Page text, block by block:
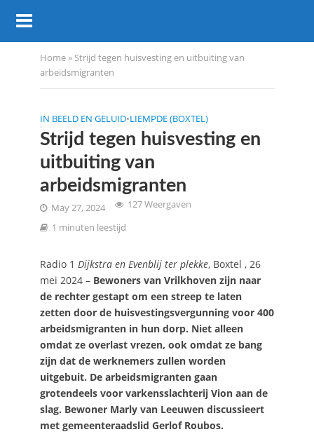
Home» Strijd tegen huisvesting en uitbuiting van
arbeidsmigranten
IN BEELD EN GELUID•LIEMPDE (BOXTEL)
Strijd tegen huisvesting en
uitbuiting van
arbeidsmigranten
May 27, 2024
127 Weergaven
1 minuten leestijd
Radio 1 Dijkstra en Evenblij ter plekke, Boxtel , 26
mei 2024 –Bewoners van Vrilkhoven zijn naar
de rechter gestapt om een streep te laten
zetten door de huisvestingsvergunning voor 400
arbeidsmigranten in hun dorp. Niet alleen
omdat ze overlast vrezen, ook omdat ze bang
zijn dat de werknemers zullen worden
uitgebuit. De arbeidsmigranten gaan
grotendeels voor varkensslachterij Vion aan de
slag. Bewoner Marly van Leeuwen discussieert
met gemeenteraadslid Gerlof Roubos.